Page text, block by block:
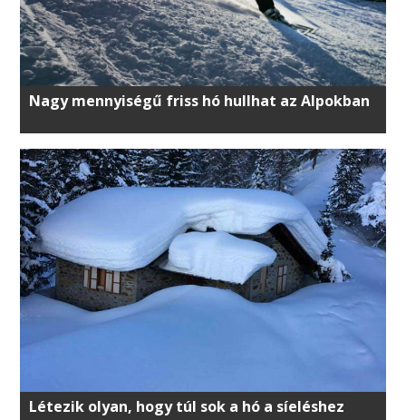
Nagy mennyiségű friss hó hullhat az Alpokban
Létezik olyan, hogy túl sok a hó a síeléshez